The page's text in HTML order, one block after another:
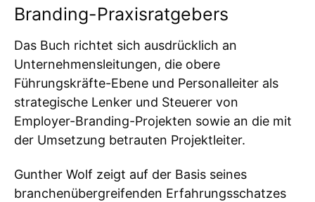
Branding-Praxisratgebers
Das Buch richtet sich ausdrücklich an
Unternehmensleitungen, die obere
Führungskräfte-Ebene und Personalleiter als
strategische Lenker und Steuerer von
Employer-Branding-Projekten sowie an die mit
der Umsetzung betrauten Projektleiter.
Gunther Wolf zeigt auf der Basis seines
branchenübergreifenden Erfahrungsschatzes